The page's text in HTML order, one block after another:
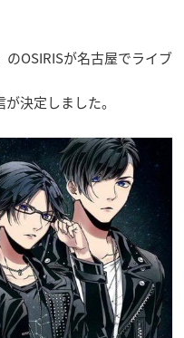
のOSIRISが名古屋でライブ
決定しました。